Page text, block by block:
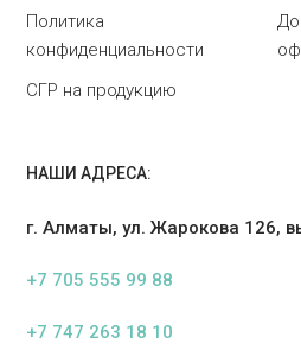
Политика
конфиденциальности
СГР на продукцию
НАШИ АДРЕСА:
г. Алматы, ул. Жарокова 126,
+7 705 555 99 88
+7 747 263 18 10